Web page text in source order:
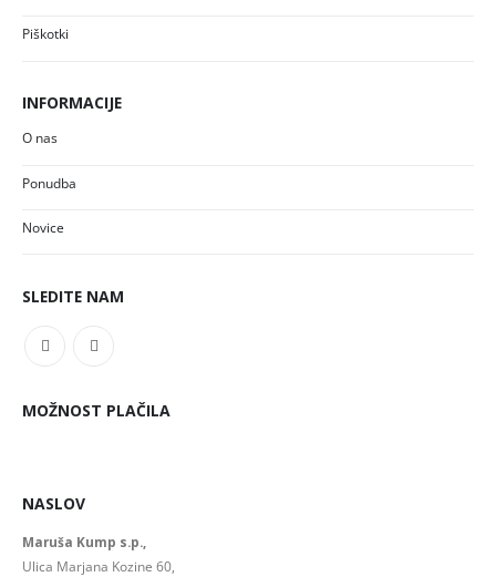
Piškotki
INFORMACIJE
O nas
Ponudba
Novice
SLEDITE NAM
MOŽNOST PLAČILA
NASLOV
Maruša Kump s.p.,
Ulica Marjana Kozine 60,